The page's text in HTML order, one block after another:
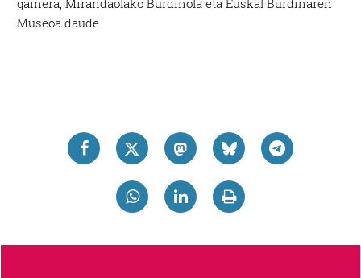
gainera, Mirandaolako Burdinola eta Euskal Burdinaren
Museoa daude.